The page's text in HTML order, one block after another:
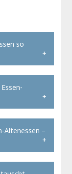
so
auf den
auf. Bei
an –
sowie
Die
etwas
Altenessen –